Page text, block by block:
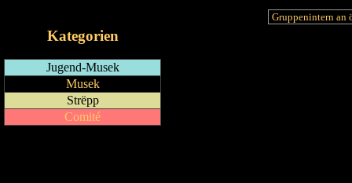
Kategorien
Jugend-Musek
Musek
Strëpp
Comité